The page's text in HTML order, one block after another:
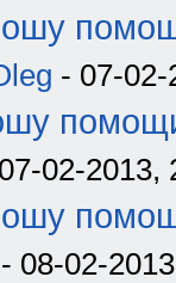
- 07-02-
02-2013,
- 08-02-